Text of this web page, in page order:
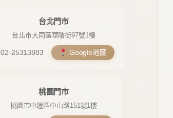
台北門市
台北市大同區華陰街97號1樓
02-25313883 Google地圖
桃園門市
桃園市中壢區中山路151號1樓